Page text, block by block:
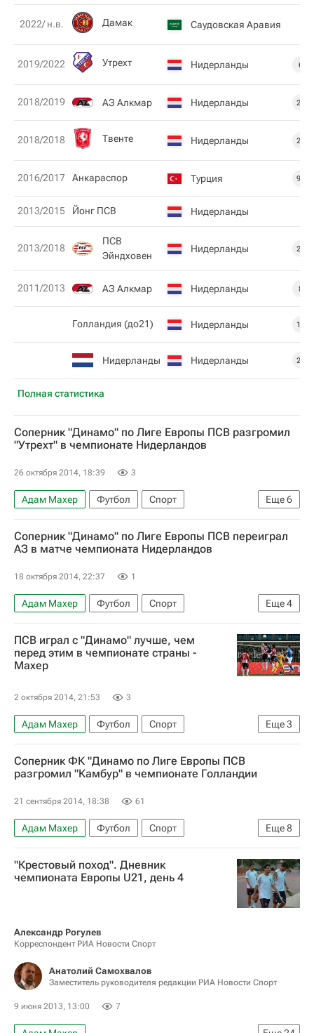
Полная статистика
2022/ н.в. Дамак Саудовская Аравия
2019/2022 Утрехт Нидерланды 6
2018/2019 АЗ Алкмар Нидерланды 26
2018/2018 Твенте Нидерланды 20
2016/2017 Анкараспор Турция 93
2013/2015 Йонг ПСВ Нидерланды
2013/2018
ПСВ
Эйндховен
Нидерланды 25
2011/2013 АЗ Алкмар Нидерланды 8
Голландия (до21) Нидерланды 10
Нидерланды Нидерланды 20
Соперник "Динамо" по Лиге Европы ПСВ разгромил
"Утрехт" в чемпионате Нидерландов
26 октября 2014, 18:39 3
Еще6
Адам Махер Футбол
Спорт
Чемпионат Нидерландов
Динамо Москва
Утрехт
ПСВ
Мемфис Депай
Соперник "Динамо" по Лиге Европы ПСВ переиграл
АЗ в матче чемпионата Нидерландов
18 октября 2014, 22:37 1
Еще4
Адам Махер Футбол
Спорт
Чемпионат Нидерландов
ПСВ
АЗ (Алкмар)
Люсиано Нарсингх
ПСВ играл с "Динамо" лучше, чем
перед этим в чемпионате страны -
Махер
2 октября 2014, 21:53 3
Еще3
Адам Махер Футбол
Спорт
Лига Европы УЕФА 2026-2027
Динамо Москва
ПСВ
Соперник ФК "Динамо по Лиге Европы ПСВ
разгромил "Камбур" в чемпионате Голландии
21 сентября 2014, 18:38 61
Еще8
Адам Махер Футбол
Спорт
Чемпионат Нидерландов
Фейенорд
ПСВ
Аякс
Рикардо ван Рейн
Йетро Виллемс
"Крестовый поход". Дневник
чемпионата Европы U21, день 4
Александр Рогулев
Корреспондент РИА Новости Спорт
Анатолий Самохвалов
Заместитель руководителя редакции РИА Новости Спорт
9 июня 2013, 13:00 7